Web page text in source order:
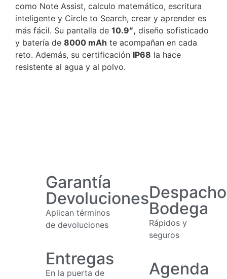
como Note Assist, calculo matemático, escritura
inteligente y Circle to Search, crear y aprender es
más fácil. Su pantalla de 10.9″, diseño sofisticado
y batería de 8000 mAh te acompañan en cada
reto. Además, su certificación IP68 la hace
resistente al agua y al polvo.
Garantía
Devoluciones
Aplican términos
de devoluciones
Bodega
Rápidos y
seguros
Entregas
En la puerta de
Agenda